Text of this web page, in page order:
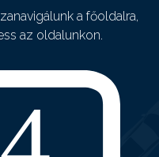
a főoldalra,
az oldalunkon.